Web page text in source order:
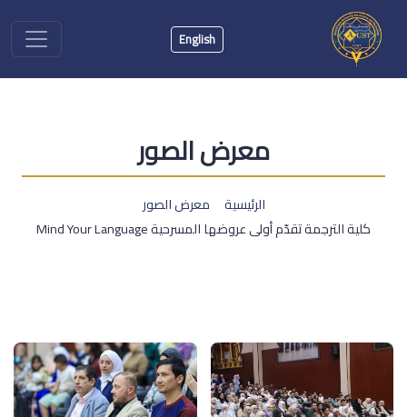
English
معرض الصور
الرئيسية
معرض الصور
كلية الترجمة تقدّم أولى عروضها المسرحية Mind Your Language